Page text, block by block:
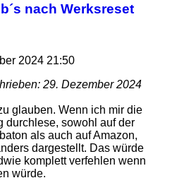
nach Werksreset
2024 21:50
29. Dezember 2024
glauben. Wenn ich mir die
durchlese, sowohl auf der
als auch auf Amazon,
dargestellt. Das würde
komplett verfehlen wenn
würde.